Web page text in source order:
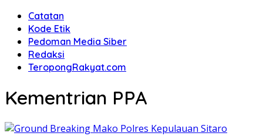
Catatan
Kode Etik
Pedoman Media Siber
Redaksi
TeropongRakyat.com
Kementrian PPA